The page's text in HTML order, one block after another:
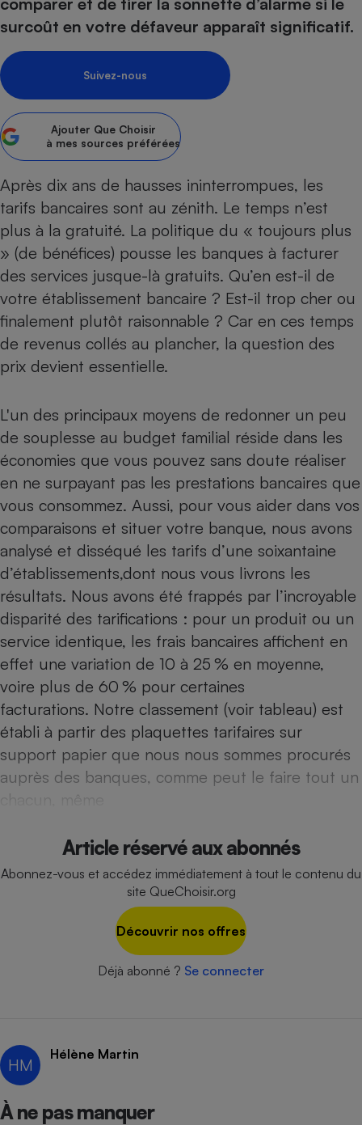
surcoût en votre défaveur apparaît significatif.
Suivez-nous
Ajouter Que Choisir
à mes sources préférées
Après dix ans de hausses ininterrompues, les
tarifs bancaires sont au zénith. Le temps n’est
plus à la gratuité. La politique du « toujours plus
» (de bénéfices) pousse les banques à facturer
des services jusque-là gratuits. Qu’en est-il de
votre établissement bancaire ? Est-il trop cher ou
finalement plutôt raisonnable ? Car en ces temps
de revenus collés au plancher, la question des
prix devient essentielle.
L'un des principaux moyens de redonner un peu
de souplesse au budget familial réside dans les
économies que vous pouvez sans doute réaliser
en ne surpayant pas les prestations bancaires que
vous consommez. Aussi, pour vous aider dans vos
comparaisons et situer votre banque, nous avons
analysé et disséqué les tarifs d’une soixantaine
d’établissements,dont nous vous livrons les
résultats. Nous avons été frappés par l’incroyable
disparité des tarifications : pour un produit ou un
service identique, les frais bancaires affichent en
effet une variation de 10 à 25 % en moyenne,
voire plus de 60 % pour certaines
facturations. Notre classement (voir tableau) est
établi à partir des plaquettes tarifaires sur
support papier que nous nous sommes procurés
auprès des banques, comme peut le faire tout un
chacun, même
Article réservé aux abonnés
Abonnez-vous et accédez immédiatement à tout le contenu du
site QueChoisir.org
Découvrir nos offres
Déjà abonné ? Se connecter
HM
Hélène Martin
À ne pas manquer
Sécurité - Hygiène
Supermarché - Drive
alimentaire
bouteille
Assurance
Banque - Crédit
Epargne - Fiscalité
Mutuelle
Assurance emprunteur
Banque
Circulation routière
Contrôle technique -
Pièce détachée
Moto
Comparateur auto
Comparatif
Comparatif aspirateur
Comparatif aspirateur
Comparatif cafetière
Comparatif robot cuiseur
Comparatif centrale
Lave-linge
Plaque de cuisson à
induction
Climatiseur -
Ventilateur
Comparatif casque audio
Comparatif ultrabook
Comparatif tablette
Image et son
Informatique
Internet
Téléviseur
Téléphone mobile -
Crédit immobilier
Comparatif tondeuse
Aménagement
Bricolage - Jardinage
Chauffage
Produit d'entretien
Sécurité domestique
Radiateur électrique
Climatiseur -
Ventilateur
Maladie - Médecine -
Système de santé -
Mutuelle
Antimoustique
Maison de retraite
Retraite
Choisir son fioul
Choisir son pellet
Comparateur assurance emprunteur
Tous les comparateurs
Toutes les cartes interactives
Speedtest - Testez le débit de votre
connexion Internet